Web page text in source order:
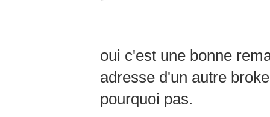
oui c'est une bonne
adresse d'un autre
pourquoi pas.